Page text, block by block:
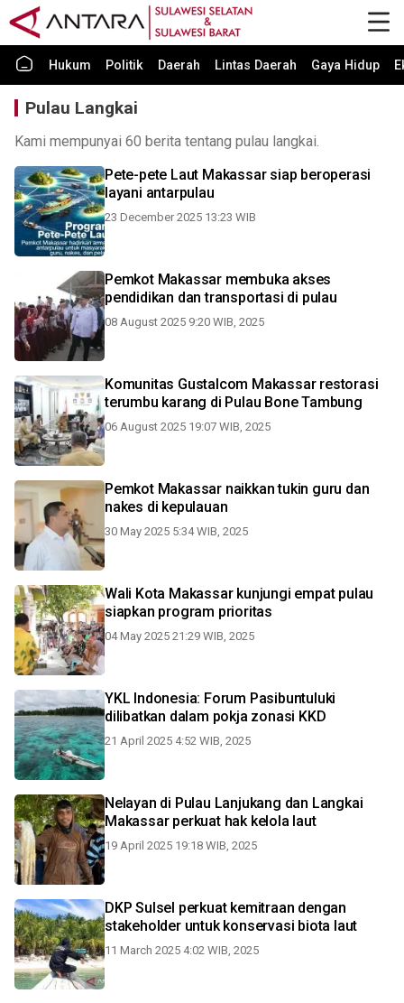
Hukum Politik Daerah Lintas Daerah Gaya Hidup
Pulau Langkai
Kami mempunyai 60 berita tentang pulau langkai.
Pete-pete Laut Makassar siap beroperasi
layani antarpulau
23 December 2025 13:23 WIB
Pemkot Makassar membuka akses
pendidikan dan transportasi di pulau
08 August 2025 9:20 WIB, 2025
Komunitas Gustalcom Makassar restorasi
terumbu karang di Pulau Bone Tambung
06 August 2025 19:07 WIB, 2025
Pemkot Makassar naikkan tukin guru dan
nakes di kepulauan
30 May 2025 5:34 WIB, 2025
Wali Kota Makassar kunjungi empat pulau
siapkan program prioritas
04 May 2025 21:29 WIB, 2025
YKL Indonesia: Forum Pasibuntuluki
dilibatkan dalam pokja zonasi KKD
21 April 2025 4:52 WIB, 2025
Nelayan di Pulau Lanjukang dan Langkai
Makassar perkuat hak kelola laut
19 April 2025 19:18 WIB, 2025
DKP Sulsel perkuat kemitraan dengan
stakeholder untuk konservasi biota laut
11 March 2025 4:02 WIB, 2025